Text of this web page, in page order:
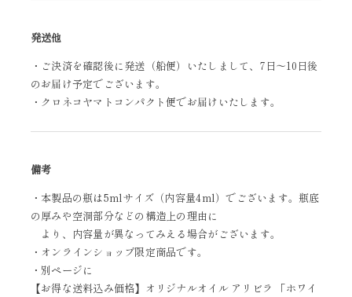
発送他
・ご決済を確認後に発送（船便）いたしまして、7日～10日後
のお届け予定でございます。
・クロネコヤマトコンパクト便でお届けいたします。
備考
・本製品の瓶は5mlサイズ（内容量4ml）でございます。瓶底
の厚みや空洞部分などの構造上の理由に
より、内容量が異なってみえる場合がございます。
・オンラインショップ限定商品です。
・別ページに
【お得な送料込み価格】オリジナルオイル アリビラ 「ホワイ